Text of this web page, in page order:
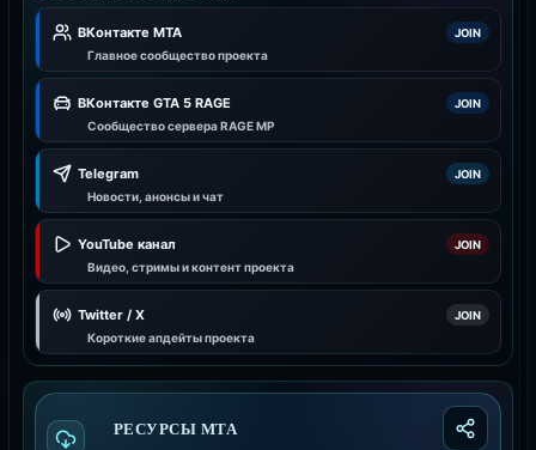
ВКонтакте MTA JOIN
Главное сообщество проекта
ВКонтакте GTA 5 RAGE JOIN
Сообщество сервера RAGE MP
Telegram JOIN
Новости, анонсы и чат
YouTube канал JOIN
Видео, стримы и контент проекта
Twitter / X JOIN
Короткие апдейты проекта
РЕСУРСЫ МТА